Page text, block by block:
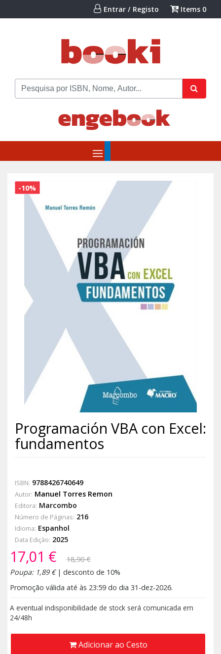
Entrar / Registo Items 0
-10%
Programación VBA con Excel:
fundamentos
ISBN: 9788426740649
Autor: Manuel Torres Remon
Editora: Marcombo
Número de Páginas: 216
Idioma: Espanhol
Data Edição: 2025
17,01 €
18,90 €
Poupa: 1,89 €| desconto de 10%
Promoção válida até às 23:59 do dia 31-dez-2026.
A eventual indisponibilidade de stock será comunicada em
24/48h
Adicionar ao Cesto